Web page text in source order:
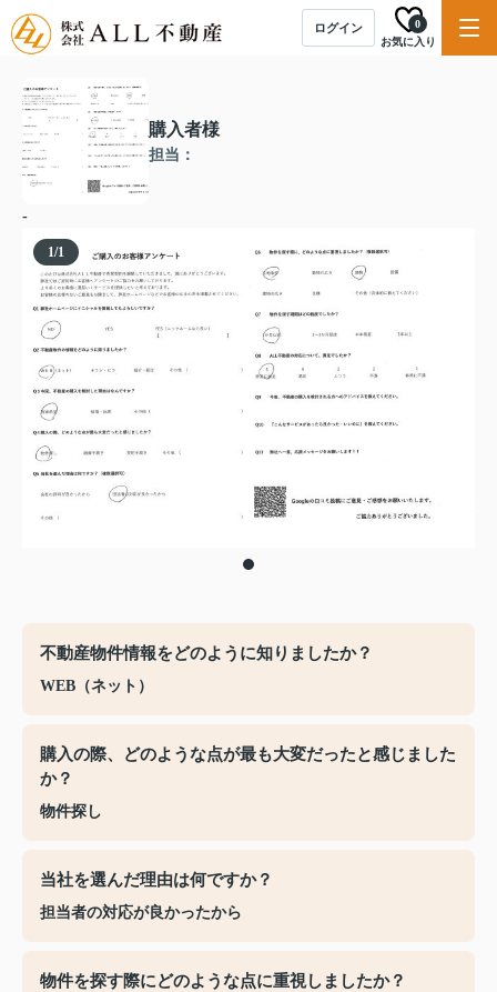
ログイン
お気に入り
0
購入者様
担当：
-
1/1
不動産物件情報をどのように知りましたか？
WEB（ネット）
購入の際、どのような点が最も大変だったと感じました
か？
物件探し
当社を選んだ理由は何ですか？
担当者の対応が良かったから
物件を探す際にどのような点に重視しましたか？